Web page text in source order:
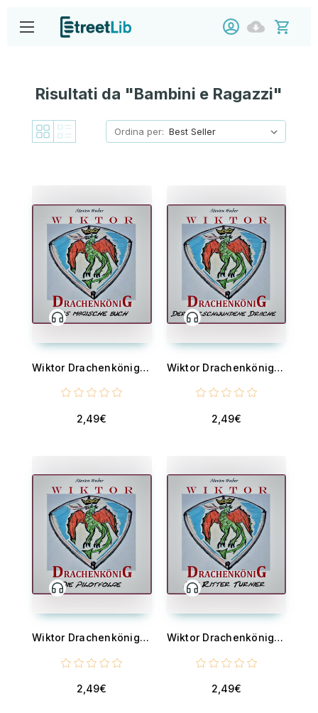
Risultati da "Bambini e Ragazzi"
Ordina per:
Wiktor Drachenkönig - Das Magische Buch
2,49€
Wiktor Drachenkönig - Der verschwundene Drache
2,49€
Wiktor Drachenkönig - Die Pilotfolge
2,49€
Wiktor Drachenkönig - Das Ritter Turnier
2,49€